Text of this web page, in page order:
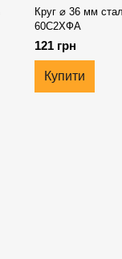
Круг ⌀ 36 мм
60С2ХФА
121 грн
Купити